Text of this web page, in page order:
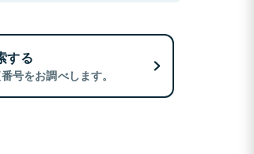
する
号をお調べします。